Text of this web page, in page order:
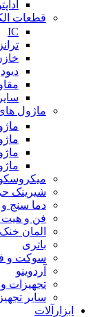
قطعات
IC
دیود
ماژول
شیرینک
دما سنج
فن و
المان
باتری
سوکت و
آردوینو
تجهیزات
سایر
ابزارآلات